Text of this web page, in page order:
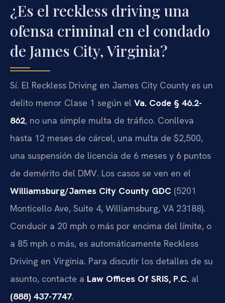
¿Es el reckless driving una
ofensa criminal en el condado
de James City, Virginia?
Sí. El Reckless Driving en James City County es un
delito menor Clase 1 según el Va. Code § 46.2-
862, no una simple multa de tráfico. Conlleva
hasta 12 meses de cárcel, una multa de $2,500,
una suspensión de licencia de 6 meses y 6 puntos
de demérito del DMV. Los casos se ven en el
Williamsburg/James City County GDC (5201
Monticello Ave, Suite 4, Williamsburg, VA 23188).
Conducir a 20 mph o más por encima del límite, o
a 85 mph o más, es automáticamente Reckless
Driving en Virginia. Para discutir los detalles de su
asunto, contacte a Law Offices Of SRIS, P.C. al
(888) 437-7747.